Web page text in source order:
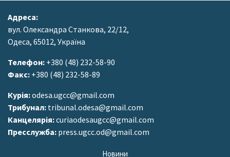
Адреса:
вул. Олександра Станкова, 22/12,
Одеса, 65012, Україна
Телефон: +380 (48) 232-58-90
Факс: +380 (48) 232-58-89
Курія:odesa.ugcc@gmail.com
Трибунал: tribunal.odesa@gmail.com
Канцелярія:curiaodesaugcc@gmail.com
Пресслужба: press.ugcc.od@gmail.com
Новини